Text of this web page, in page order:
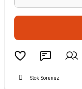
Stok Sorunuz